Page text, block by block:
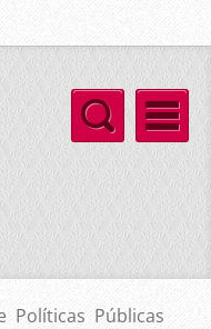
Políticas Públicas